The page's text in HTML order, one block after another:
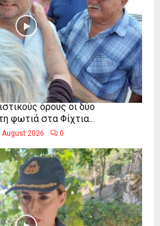
όρους οι δύο
φωτιά στα Φίχτια...
August 2026 0